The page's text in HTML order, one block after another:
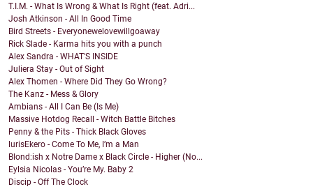
T.I.M. - What Is Wrong & What Is Right (feat. Adri...
Josh Atkinson - All In Good Time
Bird Streets - Everyonewelovewillgoaway
Rick Slade - Karma hits you with a punch
Alex Sandra - WHAT'S INSIDE
Juliera Stay - Out of Sight
Alex Thomen - Where Did They Go Wrong?
The Kanz - Mess & Glory
Ambians - All I Can Be (Is Me)
Massive Hotdog Recall - Witch Battle Bitches
Penny & the Pits - Thick Black Gloves
lurisEkero - Come To Me, I’m a Man
Blond:ish x Notre Dame x Black Circle - Higher (No...
Eylsia Nicolas - You’re My. Baby 2
Discip - Off The Clock